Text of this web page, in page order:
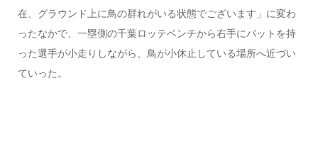
在、グラウンド上に鳥の群れがいる状態でございます」に変わ
ったなかで、一塁側の千葉ロッテベンチから右手にバットを持
った選手が小走りしながら、鳥が小休止している場所へ近づい
ていった。